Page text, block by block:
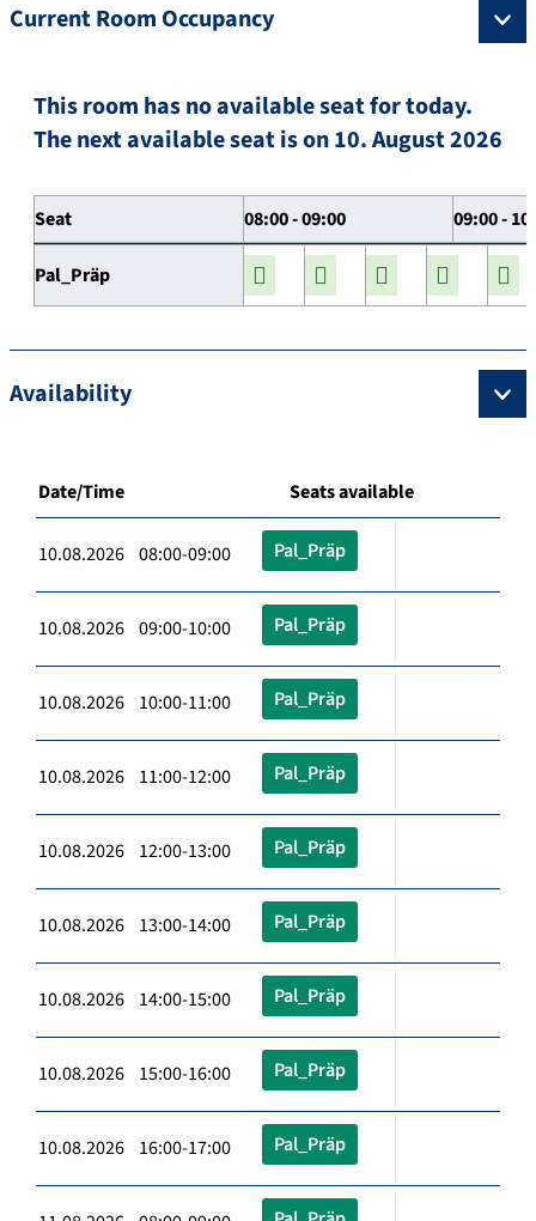
Current Room Occupancy
This room has no available seat for today.
The next available seat is on 10. August 2026
Seat 08:00 - 09:00 09:00 -
Pal_Präp
Availability
Date/Time Seats available
10.08.2026 08:00-09:00 Pal_Präp
10.08.2026 09:00-10:00 Pal_Präp
10.08.2026 10:00-11:00 Pal_Präp
10.08.2026 11:00-12:00 Pal_Präp
10.08.2026 12:00-13:00 Pal_Präp
10.08.2026 13:00-14:00 Pal_Präp
10.08.2026 14:00-15:00 Pal_Präp
10.08.2026 15:00-16:00 Pal_Präp
10.08.2026 16:00-17:00 Pal_Präp